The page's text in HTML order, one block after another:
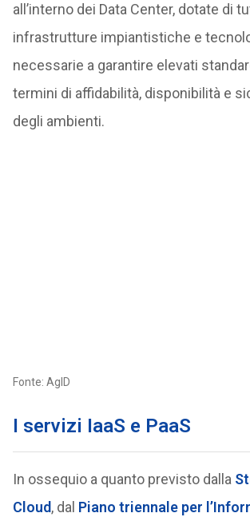
all’interno dei Data Center, dotate di
infrastrutture impiantistiche e
necessarie a garantire elevati
termini di affidabilità, disponibilità e
degli ambienti.
Fonte: AgID
I servizi IaaS e PaaS
In ossequio a quanto previsto dalla
Cloud, dal Piano triennale per